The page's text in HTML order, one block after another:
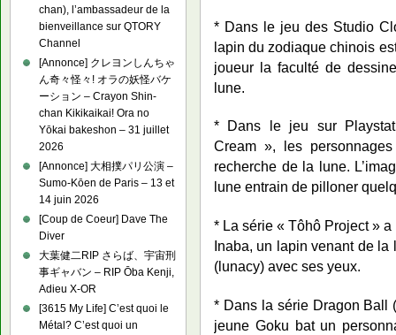
* Dans le jeu des Studio
lapin du zodiaque chinois
joueur la faculté de
lune.
* Dans le jeu sur
Cream », les
recherche de la lune.
lune entrain de pilloner
* La série « Tôhô Project »
Inaba, un lapin venant de
(lunacy) avec ses yeux.
* Dans la série Dragon Ball
jeune Goku bat un
chan), l’ambassadeur de la
bienveillance sur QTORY
Channel
[Annonce] クレヨンしんちゃ
ん奇々怪々! オラの妖怪バケ
ーション – Crayon Shin-
chan Kikikaikai! Ora no
Yōkai bakeshon – 31 juillet
2026
[Annonce] 大相撲パリ公演 –
Sumo-Kōen de Paris – 13 et
14 juin 2026
[Coup de Coeur] Dave The
Diver
大葉健二RIP さらば、宇宙刑
事ギャバン – RIP Ōba Kenji,
Adieu X-OR
[3615 My Life] C’est quoi le
Métal? C’est quoi un